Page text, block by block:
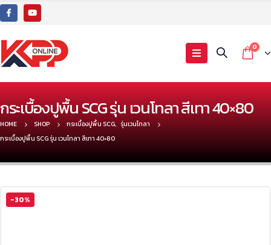
0
กระเบื้องปูพื้น SCG รุ่น เวนโทลา สีเทา 40×80
HOME SHOP กระเบื้องปูพื้น SCG, รุ่นเวนโทลา
กระเบื้องปูพื้น SCG รุ่น เวนโทลา สีเทา 40×80
-30%